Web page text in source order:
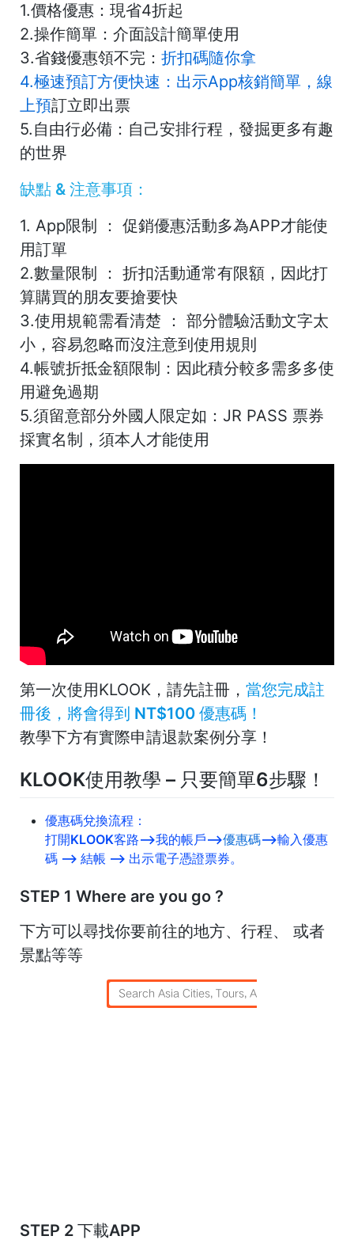
1.價格優惠：現省4折起
2.操作簡單：介面設計簡單使用
3.省錢優惠領不完： 折扣碼隨你拿
4.極速預訂方便快速：出示App核銷簡單，線
上預訂立即出票
5.自由行必備：自己安排行程，發掘更多有趣
的世界
缺點 & 注意事項 ：
1. App限制 ： 促銷優惠活動多為APP才能使
用訂單
2.數量限制 ： 折扣活動通常有限額，因此打
算購買的朋友要搶要快
3.使用規範需看清楚 ： 部分體驗活動文字太
小，容易忽略而沒注意到使用規則
4.帳號折抵金額限制：因此積分較多需多多使
用避免過期
5.須留意部分外國人限定如：JR PASS 票券
採實名制， 須本人才能使用
第一次使用KLOOK， 請先註冊， 當您完成註
冊後，將會得到 NT$100 優惠碼！
教學下方有實際申請退款案例分享！
KLOOK使用教學 – 只要簡單6步驟！
優惠碼兌換流程：
打開KLOOK客路–>我的帳戶–>優惠碼–>輸入優惠
碼 –> 結帳 –> 出示電子憑證票券。
STEP 1 Where are you go ?
下方可以尋找你要前往的地方、行程、 或者
景點等等
STEP 2 下載APP